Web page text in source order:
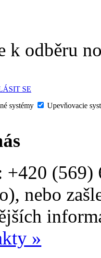
k odběru
SE
systémy
Upevňovacie
+420
nebo
»